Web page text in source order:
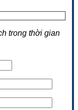
trong thời gian